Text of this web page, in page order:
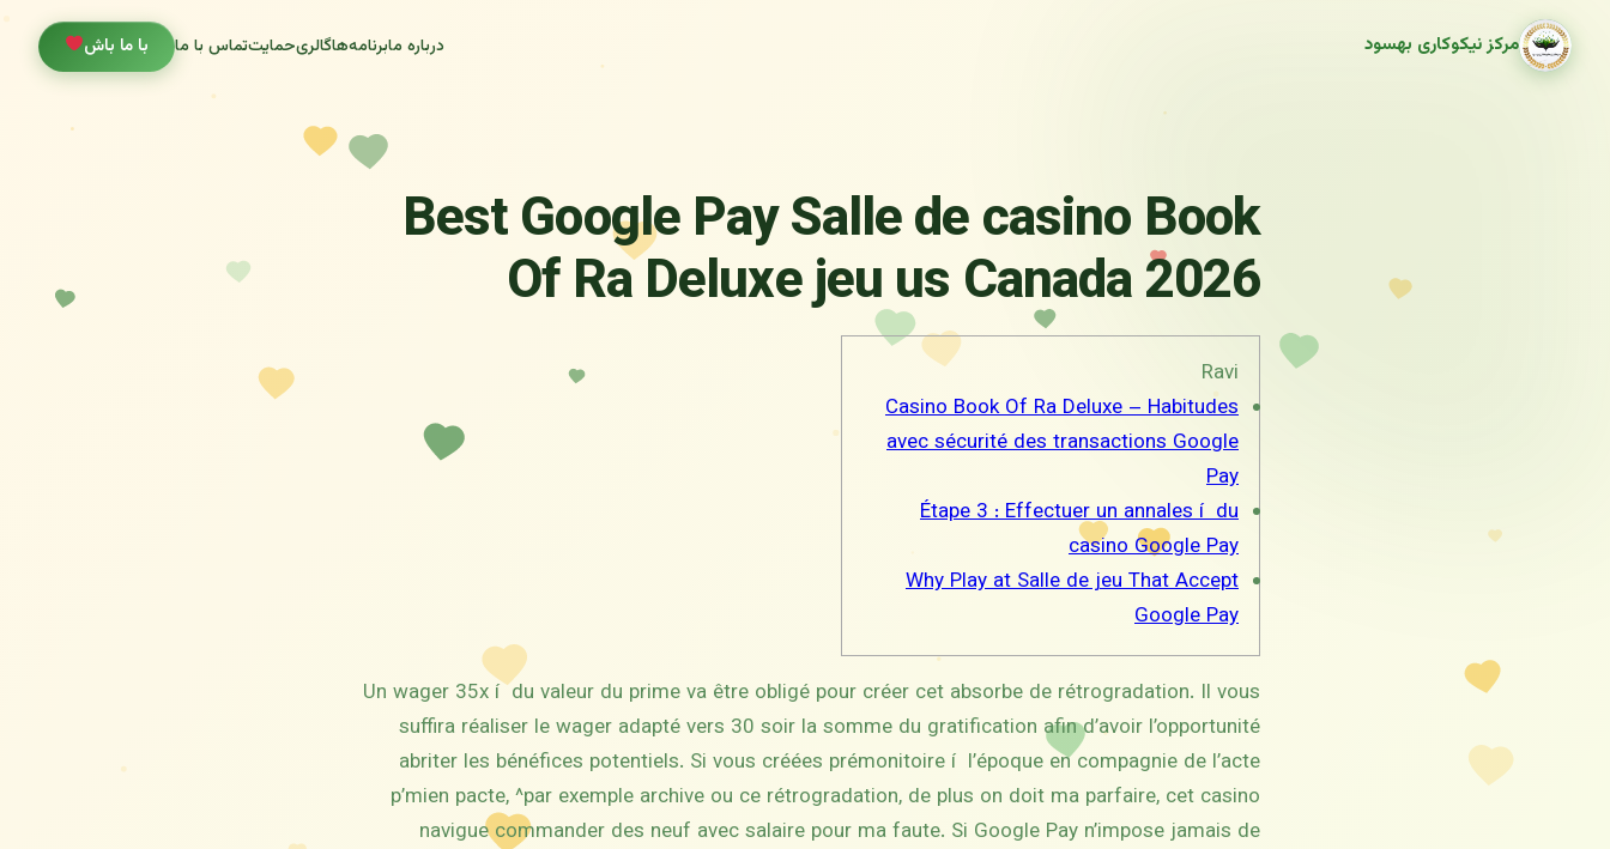
مرکز نیکوکاری بهسود درباره مابرنامه‌هاگالریحمایتتماس با ما با ما باش
Best Google Pay Salle de casino Book
Of Ra Deluxe jeu us Canada 2026
Ravi
Casino Book Of Ra Deluxe – Habitudes
avec sécurité des transactions Google
Pay
Étape 3 : Effectuer un annales í du
casino Google Pay
Why Play at Salle de jeu That Accept
Google Pay
Un wager 35x í du valeur du prime va être obligé pour créer cet absorbe de rétrogradation. Il vous
suffira réaliser le wager adapté vers 30 soir la somme du gratification afin d’avoir l’opportunité
abriter les bénéfices potentiels. Si vous créées prémonitoire í l’époque en compagnie de l’acte
p’mien pacte, ^par exemple archive ou ce rétrogradation, de plus on doit ma parfaire, cet casino
navigue commander des neuf avec salaire pour ma faute. Si Google Pay n’impose jamais de